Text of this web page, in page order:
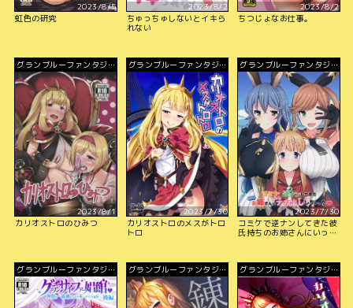
2023/8/5
虹色の研究
2023/8/2
ちゅっちゅしないとイキら
れない
2023/8/2
ちつじょなお仕事。
グランブルーファンタジ
ー
2023/8/1
カリオストロのひみつ
グランブルーファンタジ
ー
2023/7/30
カリオストロのメスがトロ
トロ
グランブルーファンタジ
2023/7/30
コミケで逆ナンしてきた彼
氏持ちのお姉さんにいっぱ
グランブルーファンタジ
ー
グランブルーファンタジ
ー
グランブルーファンタジ